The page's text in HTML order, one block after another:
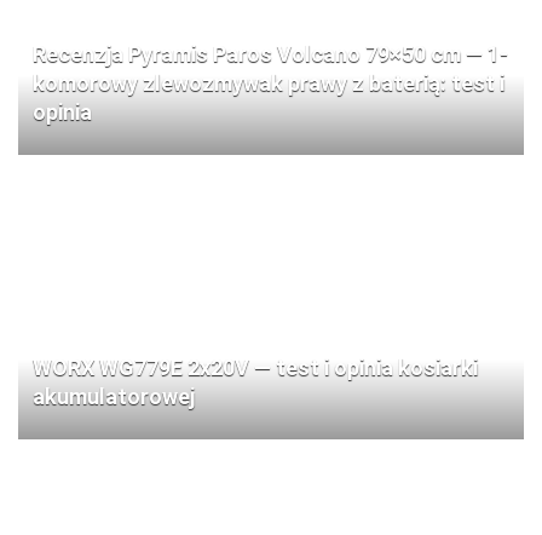
Recenzja Pyramis Paros Volcano 79×50 cm — 1-
komorowy zlewozmywak prawy z baterią: test i
opinia
WORX WG779E 2x20V — test i opinia kosiarki
akumulatorowej